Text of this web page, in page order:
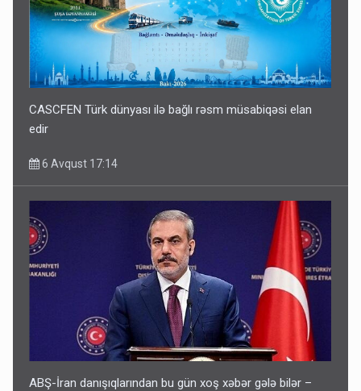
CASCFEN Türk dünyası ilə bağlı rəsm müsabiqəsi elan
edir
6 Avqust 17:14
ABŞ-İran danışıqlarından bu gün xoş xəbər gələ bilər –